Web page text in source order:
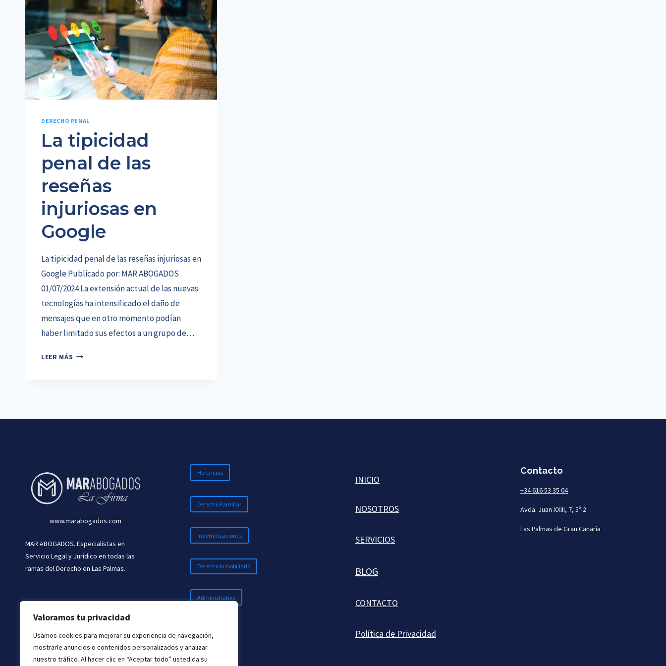
Valoramos tu privacidad
Usamos cookies para mejorar su experiencia de navegación,
mostrarle anuncios o contenidos personalizados y analizar
nuestro tráfico. Al hacer clic en “Aceptar todo” usted da su
DERECHO PENAL
La tipicidad
penal de las
reseñas
injuriosas en
Google
La tipicidad penal de las reseñas injuriosas en
Google Publicado por: MAR ABOGADOS
01/07/2024 La extensión actual de las nuevas
tecnologías ha intensificado el daño de
mensajes que en otro momento podían
haber limitado sus efectos a un grupo de…
LEER MÁS
www.marabogados.com
MAR ABOGADOS. Especialistas en
Servicio Legal y Jurídico en todas las
ramas del Derecho en Las Palmas.
Herencias
Derecho Familiar
Indemnizaciones
Derecho Inmobiliario
Administrativo
Laboral
INICIO
NOSOTROS
SERVICIOS
BLOG
CONTACTO
Política de Privacidad
Contacto
+34 616 53 35 04
Avda. Juan XXIII, 7, 5º-2
Las Palmas de Gran Canaria